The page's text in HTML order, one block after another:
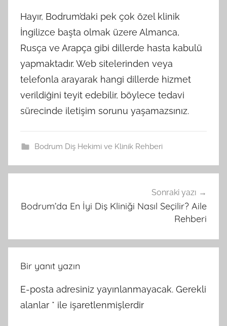
Hayır, Bodrum’daki pek çok özel klinik
İngilizce başta olmak üzere Almanca,
Rusça ve Arapça gibi dillerde hasta kabulü
yapmaktadır. Web sitelerinden veya
telefonla arayarak hangi dillerde hizmet
verildiğini teyit edebilir, böylece tedavi
sürecinde iletişim sorunu yaşamazsınız.
Bodrum Diş Hekimi ve Klinik Rehberi
gezinmesi
Sonraki yazı
Bodrum’da En İyi Diş Kliniği Nasıl Seçilir? Aile
Rehberi
Bir yanıt yazın
E-posta adresiniz yayınlanmayacak. Gerekli
alanlar * ile işaretlenmişlerdir